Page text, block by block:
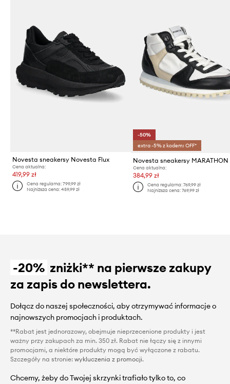
Novesta sneakersy Novesta Flux
Cena aktualna:
419,99 zł
Cena regularna:799,99 zł
Najniższa cena:459,99 zł
-50%
extra -5% z kodem: OFF*
Novesta sneakersy MARATHON
Cena aktualna:
384,99 zł
Cena regularna: 769,99 zł
Najniższa cena: 769,99 zł
-20% zniżki** na pierwsze zakupy
za zapis do newslettera.
Dołącz do naszej społeczności, aby otrzymywać informacje o
najnowszych promocjach i produktach.
**Rabat jest jednorazowy, obejmuje nieprzecenione produkty i jest
ważny przy zakupach za min. 350 zł. Rabat nie łączy się z innymi
promocjami, a niektóre produkty mogą być wyłączone z rabatu.
Szczegóły na stronie: wykluczenia z promocji.
Chcemy, żeby do Twojej skrzynki trafiało tylko to, co